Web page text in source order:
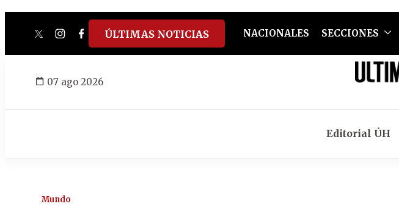
twitterinstagram
facebook
tiktokyoutube
spotify
ÚLTIMAS NOTICIAS NACIONALES SECCIONES
07 ago 2026
Editorial ÚH
Mundo